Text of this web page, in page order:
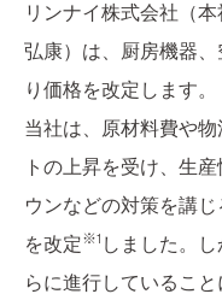
リンナイ株式会社（
弘康）は、厨房機器、
り価格を改定します。
当社は、原材料費や
トの上昇を受け、生
ウンなどの対策を講
を改定※1 しました。
らに進行しているこ